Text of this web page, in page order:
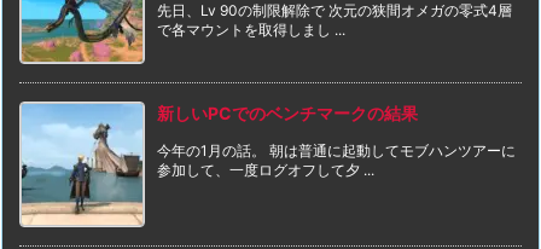
先日、Lv 90の制限解除で 次元の狭間オメガの零式4層
で各マウントを取得しまし ...
新しいPCでのベンチマークの結果
今年の1月の話。 朝は普通に起動してモブハンツアーに
参加して、一度ログオフして夕 ...